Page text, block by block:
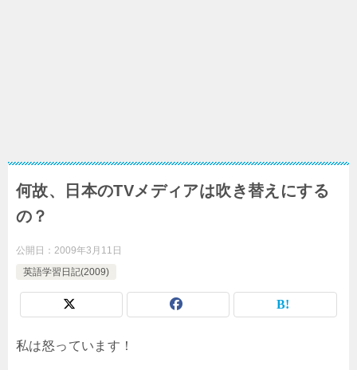
何故、日本のTVメディアは吹き替えにする
の？
公開日： 2009年3月11日
英語学習日記(2009)
私は怒っています！